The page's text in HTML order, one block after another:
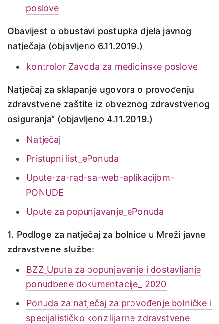
poslove
Obavijest o obustavi postupka djela javnog
natječaja (objavljeno 6.11.2019.)
kontrolor Zavoda za medicinske poslove
Natječaj za sklapanje ugovora o provođenju
zdravstvene zaštite iz obveznog zdravstvenog
osiguranja“ (objavljeno 4.11.2019.)
Natječaj
Pristupni list_ePonuda
Upute-za-rad-sa-web-aplikacijom-
PONUDE
Upute za popunjavanje_ePonuda
1. Podloge za natječaj za bolnice u Mreži javne
zdravstvene službe:
BZZ_Uputa za popunjavanje i dostavljanje
ponudbene dokumentacije_ 2020
Ponuda za natječaj za provođenje bolničke i
specijalističko konzilijarne zdravstvene